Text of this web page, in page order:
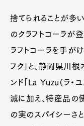
捨てられることが多
のクラフトコーラが
ラフトコーラを手が
フク」と、静岡県川
ンド「La Yuzu（ラ・
減に加え、特産品の
の実のスパイシーさ